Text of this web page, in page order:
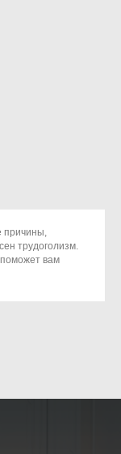
причины,
трудоголизм.
вам